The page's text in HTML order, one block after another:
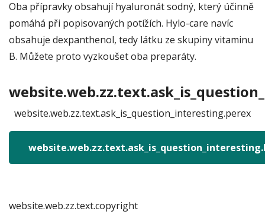
Oba přípravky obsahují hyaluronát sodný, který účinně
pomáhá při popisovaných potížích. Hylo-care navíc
obsahuje dexpanthenol, tedy látku ze skupiny vitaminu
B. Můžete proto vyzkoušet oba preparáty.
website.web.zz.text.ask_is_question_interesting.perex
website.web.zz.text.copyright